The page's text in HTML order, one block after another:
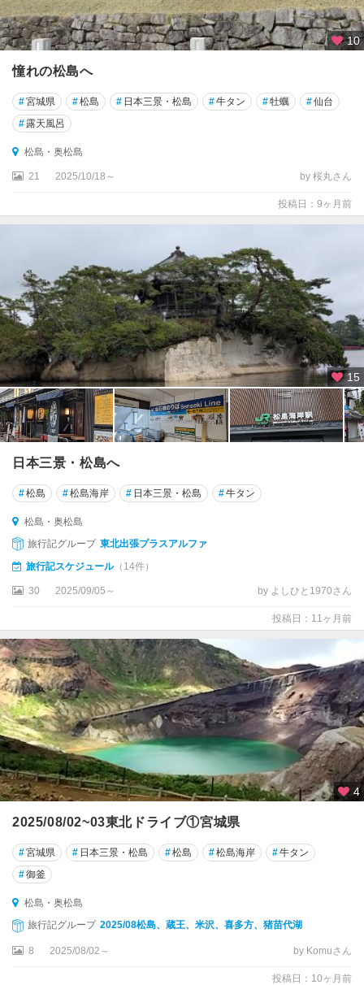
10
憧れの松島へ
#宮城県 #松島 # 日本三景・松島 #牛タン #牡蠣 #仙台
# 露天風呂
松島・奥松島
21 2025/10/18～ by 桜丸さん
投稿日：9ヶ月前
15
日本三景・松島へ
#松島 #松島海岸 # 日本三景・松島 #牛タン
松島・奥松島
旅行記グループ 東北出張プラスアルファ
旅行記スケジュール（14件）
30 2025/09/05～ by よしひと1970さん
投稿日：11ヶ月前
4
2025/08/02~03東北ドライブ①宮城県
#宮城県 # 日本三景・松島 #松島 #松島海岸 #牛タン
#御釜
松島・奥松島
旅行記グループ 2025/08松島、蔵王、米沢、喜多方、猪苗代湖
8 2025/08/02～ by Komuさん
投稿日：10ヶ月前